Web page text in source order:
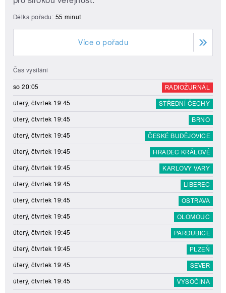
Délka pořadu: 55 minut
Více o pořadu
Čas vysílání
so 20:05 RADIOŽURNÁL
úterý, čtvrtek 19:45 STŘEDNÍ ČECHY
úterý, čtvrtek 19:45 BRNO
úterý, čtvrtek 19:45 ČESKÉ BUDĚJOVICE
úterý, čtvrtek 19:45 HRADEC KRÁLOVÉ
úterý, čtvrtek 19:45 KARLOVY VARY
úterý, čtvrtek 19:45 LIBEREC
úterý, čtvrtek 19:45 OSTRAVA
úterý, čtvrtek 19:45 OLOMOUC
úterý, čtvrtek 19:45 PARDUBICE
úterý, čtvrtek 19:45 PLZEŇ
úterý, čtvrtek 19:45 SEVER
úterý, čtvrtek 19:45 VYSOČINA